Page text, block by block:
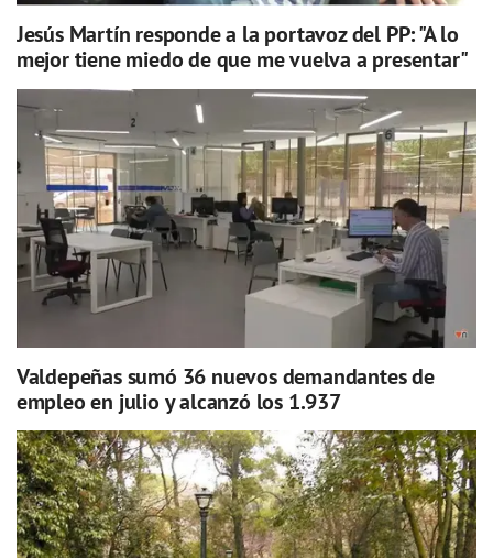
Jesús Martín responde a la portavoz del PP: "A lo
mejor tiene miedo de que me vuelva a presentar"
Valdepeñas sumó 36 nuevos demandantes de
empleo en julio y alcanzó los 1.937